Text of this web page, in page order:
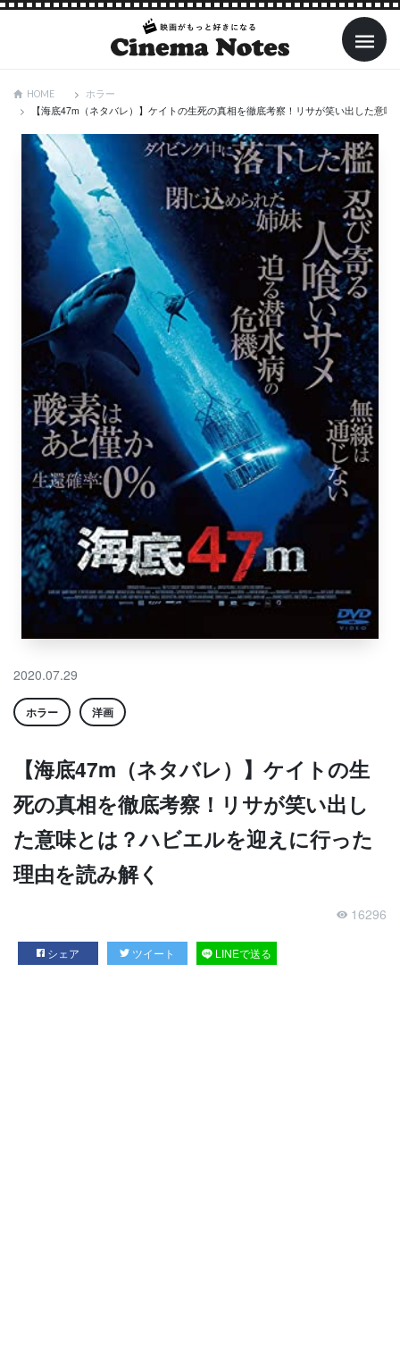
HOME
ホラー
【海底47m（ネタバレ）】ケイトの生死の真相を徹底考察！リサが笑い出した意
2020.07.29
ホラー 洋画
【海底47m（ネタバレ）】ケイトの生
死の真相を徹底考察！リサが笑い出し
た意味とは？ハビエルを迎えに行った
理由を読み解く
16296
シェア ツイート LINEで送る